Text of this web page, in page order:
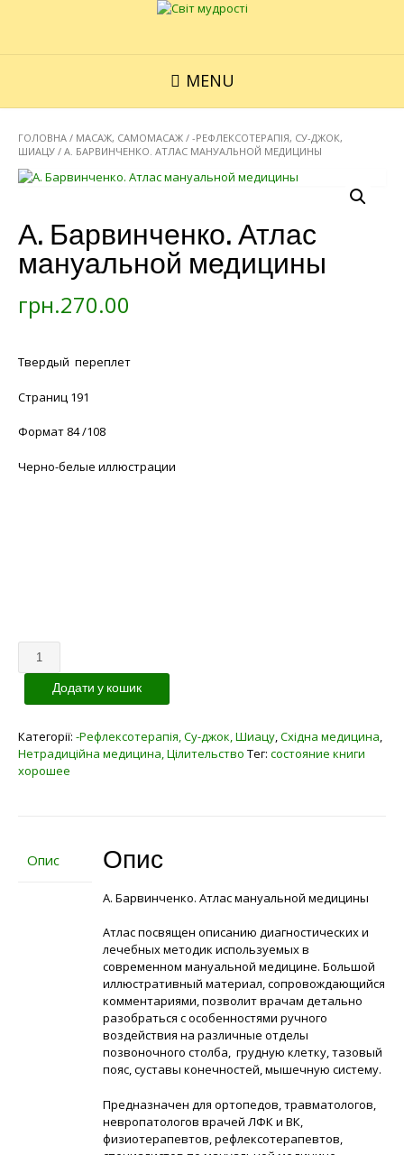
MENU
ГОЛОВНА / МАСАЖ, САМОМАСАЖ / -РЕФЛЕКСОТЕРАПІЯ, СУ-ДЖОК,
ШИАЦУ / А. БАРВИНЧЕНКО. АТЛАС МАНУАЛЬНОЙ МЕДИЦИНЫ
А. Барвинченко. Атлас
мануальной медицины
грн.270.00
Твердый переплет
Страниц 191
Формат 84 /108
Черно-белые иллюстрации
Кількість
Додати у кошик
Категорії: -Рефлексотерапія, Су-джок, Шиацу Східна медицина
Нетрадиційна медицина, Цілительство Тег: состояние книги
хорошее
Опис Опис
А. Барвинченко. Атлас мануальной медицины
Атлас посвящен описанию диагностических и
лечебных методик используемых в
современном мануальной медицине. Большой
иллюстративный материал, сопровождающийся
комментариями, позволит врачам детально
разобраться с особенностями ручного
воздействия на различные отделы
позвоночного столба, грудную клетку, тазовый
пояс, суставы конечностей, мышечную систему.
Предназначен для ортопедов, травматологов,
невропатологов врачей ЛФК и ВК,
физиотерапевтов, рефлексотерапевтов,